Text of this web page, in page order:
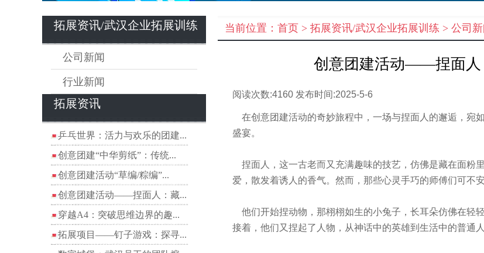
拓展资讯/武汉企业拓展训练
公司新闻
行业新闻
拓展资讯
乒乓世界：活力与欢乐的团建...
创意团建“中华剪纸”：传统...
创意团建活动“草编/粽编”...
创意团建活动——捏面人：藏...
穿越A4：突破思维边界的趣...
拓展项目——钉子游戏：探寻...
当前位置： 首页 > 拓展资讯/武汉企业拓展训练 > 公司新
创意团建活动——捏面人
阅读次数:4160 发布时间:2025-5-6
在创意团建活动的奇妙旅程中，一场与捏面人的邂逅，宛
盛宴。
捏面人，这一古老而又充满趣味的技艺，仿佛是藏在面粉
爱，散发着诱人的香气。然而，那些心灵手巧的师傅们可不
他们开始捏动物，那栩栩如生的小兔子，长耳朵仿佛在轻
接着，他们又捏起了人物，从神话中的英雄到生活中的普通